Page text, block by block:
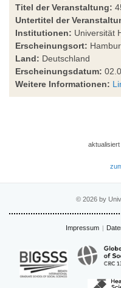
Titel der Veranstaltung:
Untertitel der
Institutionen: Universität
Erscheinungsort:
Land: Deutschland
Erscheinungsdatum:
Weitere Informationen:
© 2026 by
Impressum